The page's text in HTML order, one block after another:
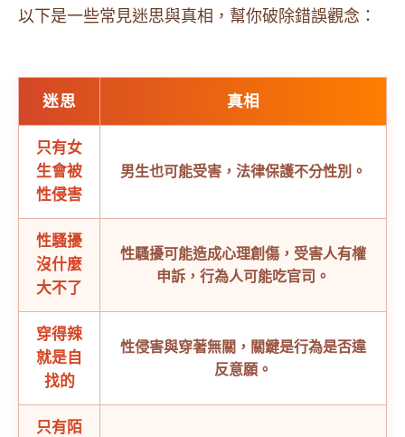
以下是一些常見迷思與真相，幫你破除錯誤觀念：
迷思 真相
只有女
生會被
性侵害
男生也可能受害，法律保護不分性別。
性騷擾
沒什麼
大不了
性騷擾可能造成心理創傷，受害人有權
申訴，行為人可能吃官司。
穿得辣
就是自
找的
性侵害與穿著無關，關鍵是行為是否違
反意願。
只有陌